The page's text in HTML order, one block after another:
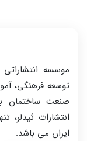
موسسه
توسعه فرهنگی،
صنعت ساختمان
انتشارات
ایران می باشد.